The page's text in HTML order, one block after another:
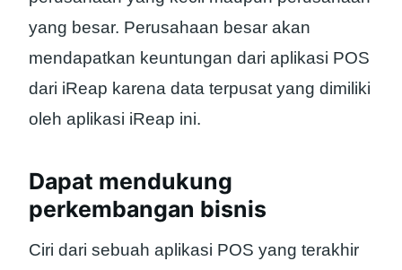
yang besar. Perusahaan besar akan
mendapatkan keuntungan dari aplikasi POS
dari iReap karena data terpusat yang dimiliki
oleh aplikasi iReap ini.
Dapat mendukung
perkembangan bisnis
Ciri dari sebuah aplikasi POS yang terakhir